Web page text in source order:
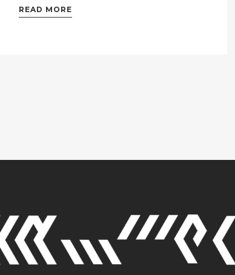
READ MORE